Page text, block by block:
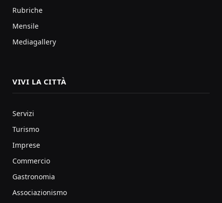
Rubriche
Mensile
Mediagallery
VIVI LA CITTÀ
Servizi
Turismo
Imprese
Commercio
Gastronomia
Associazionismo